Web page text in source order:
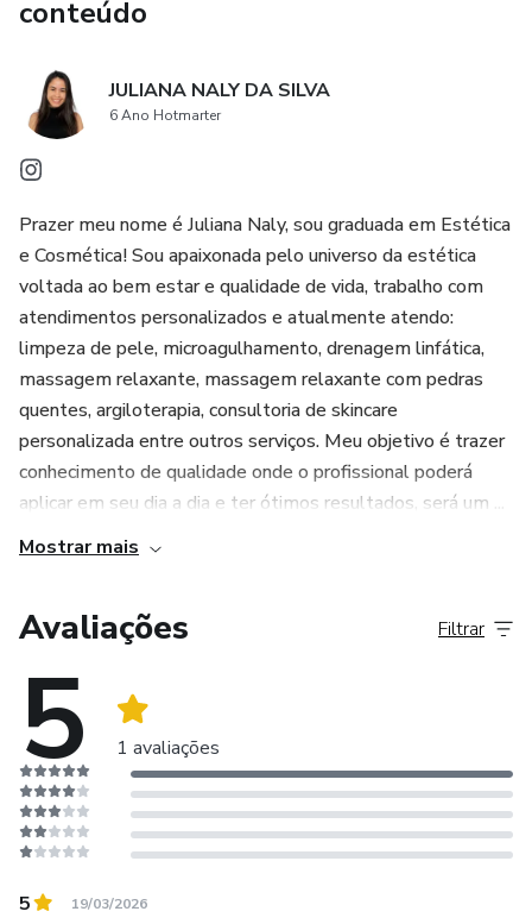
conteúdo
JULIANA NALY DA SILVA
6 Ano Hotmarter
Prazer meu nome é Juliana Naly, sou graduada em Estética
e Cosmética! Sou apaixonada pelo universo da estética
voltada ao bem estar e qualidade de vida, trabalho com
atendimentos personalizados e atualmente atendo:
limpeza de pele, microagulhamento, drenagem linfática,
massagem relaxante, massagem relaxante com pedras
quentes, argiloterapia, consultoria de skincare
personalizada entre outros serviços. Meu objetivo é trazer
conhecimento de qualidade onde o profissional poderá
aplicar em seu dia a dia e ter ótimos resultados, será um ...
Mostrar mais
Avaliações
5 1 avaliações
Filtrar
5 19/03/2026